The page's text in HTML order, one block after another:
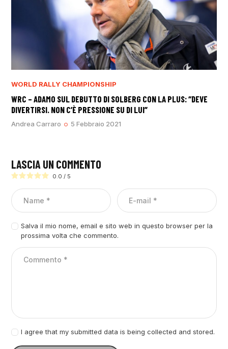
WORLD RALLY CHAMPIONSHIP
WRC – ADAMO SUL DEBUTTO DI SOLBERG CON LA PLUS: “DEVE
DIVERTIRSI. NON C’È PRESSIONE SU DI LUI”
Andrea Carraro 5 Febbraio 2021
LASCIA UN COMMENTO
0.0 / 5
Salva il mio nome, email e sito web in questo browser per la
prossima volta che commento.
I agree that my submitted data is being collected and stored.